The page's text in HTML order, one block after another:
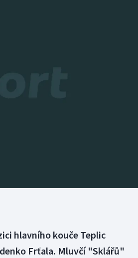
hlavního kouče Teplic
Frťala. Mluvčí "Sklářů"